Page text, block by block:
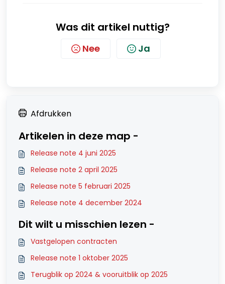
Was dit artikel nuttig?
Nee Ja
Afdrukken
Artikelen in deze map -
Release note 4 juni 2025
Release note 2 april 2025
Release note 5 februari 2025
Release note 4 december 2024
Dit wilt u misschien lezen -
Vastgelopen contracten
Release note 1 oktober 2025
Terugblik op 2024 & vooruitblik op 2025